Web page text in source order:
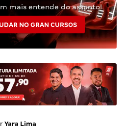
mais entende do assunto!
NO GRAN CURSOS
Yara Lima